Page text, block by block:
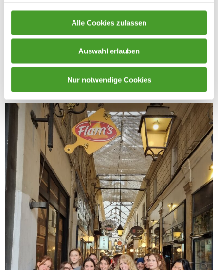
Alle Cookies zulassen
Auswahl erlauben
Nur notwendige Cookies